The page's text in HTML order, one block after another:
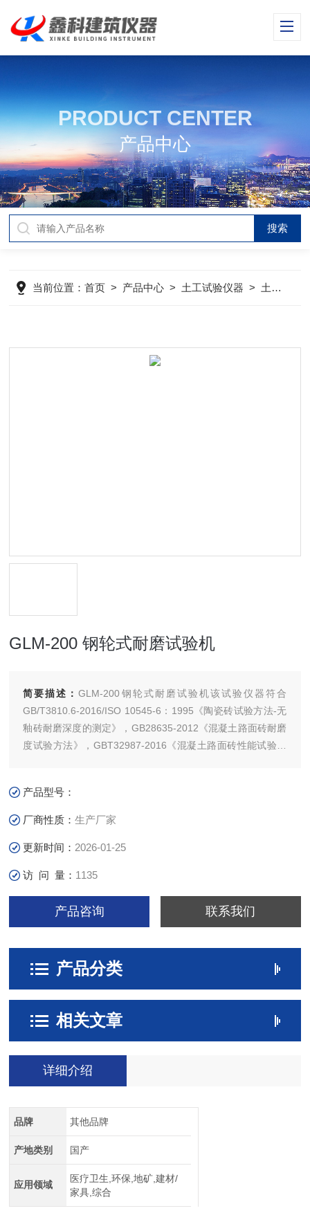
PRODUCT CENTER
产品中心
当前位置：首页 > 产品中心 > 土工试验仪器 > 土工试验仪器产品
GLM-200 钢轮式耐磨试验机
简要描述：GLM-200钢轮式耐磨试验机该试验仪器符合
GB/T3810.6-2016/ISO 10545-6：1995《陶瓷砖试验方法-无
釉砖耐磨深度的测定》，GB28635-2012《混凝土路面砖耐磨
度试验方法》，GBT32987-2016《混凝土路面砖性能试验方
产品型号：
厂商性质：生产厂家
更新时间： 2026-01-25
访 问 量： 1135
产品咨询 联系我们
产品分类
相关文章
详细介绍
品牌 其他品牌
产地类别 国产
应用领域
医疗卫生,环保,地矿,建材/
家具,综合